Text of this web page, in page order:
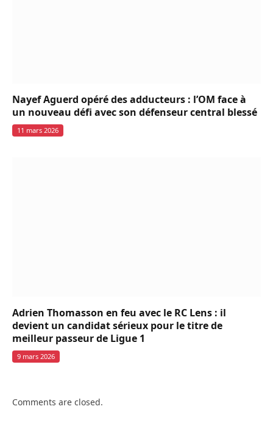
Nayef Aguerd opéré des adducteurs : l’OM face à
un nouveau défi avec son défenseur central blessé
11 mars 2026
Adrien Thomasson en feu avec le RC Lens : il
devient un candidat sérieux pour le titre de
meilleur passeur de Ligue 1
9 mars 2026
Comments are closed.